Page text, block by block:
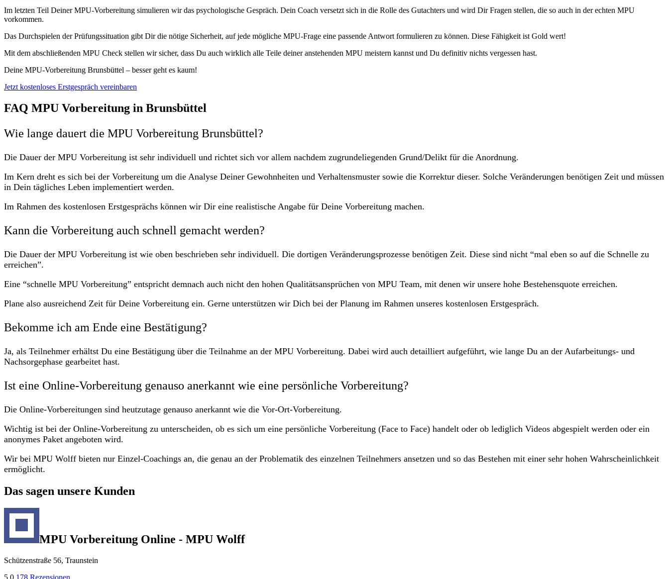
Im letzten Teil Deiner MPU-Vorbereitung simulieren wir das psychologische Gespräch. Dein Coach versetzt sich in die Rolle des Gutachters und wird Dir Fragen stellen, die so auch in der echten MPU
vorkommen.
Das Durchspielen der Prüfungssituation gibt Dir die nötige Sicherheit, auf jede mögliche MPU-Frage eine passende Antwort formulieren zu können. Diese Fähigkeit ist Gold wert!
Mit dem abschließenden MPU Check stellen wir sicher, dass Du auch wirklich alle Teile deiner anstehenden MPU meistern kannst und Du definitiv nichts vergessen hast.
Deine MPU-Vorbereitung Brunsbüttel – besser geht es kaum!
Jetzt kostenloses Erstgespräch vereinbaren
FAQ MPU Vorbereitung in Brunsbüttel
Wie lange dauert die MPU Vorbereitung Brunsbüttel?
Die Dauer der MPU Vorbereitung ist sehr individuell und richtet sich vor allem nachdem zugrundeliegenden Grund/Delikt für die Anordnung.
Im Kern dreht es sich bei der Vorbereitung um die Analyse Deiner Gewohnheiten und Verhaltensmuster sowie die Korrektur dieser. Solche Veränderungen benötigen Zeit und müssen
in Dein tägliches Leben implementiert werden.
Im Rahmen des kostenlosen Erstgesprächs können wir Dir eine realistische Angabe für Deine Vorbereitung machen.
Kann die Vorbereitung auch schnell gemacht werden?
Die Dauer der MPU Vorbereitung ist wie oben beschrieben sehr individuell. Die dortigen Veränderungsprozesse benötigen Zeit. Diese sind nicht “mal eben so auf die Schnelle zu
erreichen”.
Eine “schnelle MPU Vorbereitung” entspricht demnach auch nicht den hohen Qualitätsansprüchen von MPU Team, mit denen wir unsere hohe Bestehensquote erreichen.
Plane also ausreichend Zeit für Deine Vorbereitung ein. Gerne unterstützen wir Dich bei der Planung im Rahmen unseres kostenlosen Erstgespräch.
Bekomme ich am Ende eine Bestätigung?
Ja, als Teilnehmer erhältst Du eine Bestätigung über die Teilnahme an der MPU Vorbereitung. Dabei wird auch detailliert aufgeführt, wie lange Du an der Aufarbeitungs- und
Nachsorgephase gearbeitet hast.
Ist eine Online-Vorbereitung genauso anerkannt wie eine persönliche Vorbereitung?
Die Online-Vorbereitungen sind heutzutage genauso anerkannt wie die Vor-Ort-Vorbereitung.
Wichtig ist bei der Online-Vorbereitung zu unterscheiden, ob es sich um eine persönliche Vorbereitung (Face to Face) handelt oder ob lediglich Videos abgespielt werden oder ein
anonymes Paket angeboten wird.
Wir bei MPU Wolff bieten nur Einzel-Coachings an, die genau an der Problematik des einzelnen Teilnehmers ansetzen und so das Bestehen mit einer sehr hohen Wahrscheinlichkeit
ermöglicht.
Das sagen unsere Kunden
MPU Vorbereitung Online - MPU Wolff
Schützenstraße 56, Traunstein
5,0 178 Rezensionen